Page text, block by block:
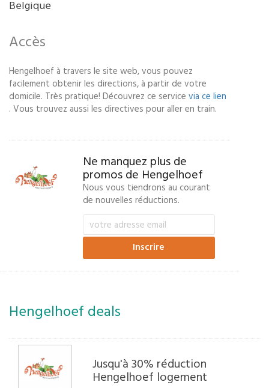
Belgique
Accès
Hengelhoef à travers le site web, vous pouvez
facilement obtenir les directions, à partir de votre
domicile. Très pratique! Découvrez ce service via ce lien
. Vous trouvez aussi les directives pour aller en train.
Ne manquez plus de
promos de Hengelhoef
Nous vous tiendrons au courant
de nouvelles réductions.
Hengelhoef deals
Jusqu'à 30% réduction
Hengelhoef logement